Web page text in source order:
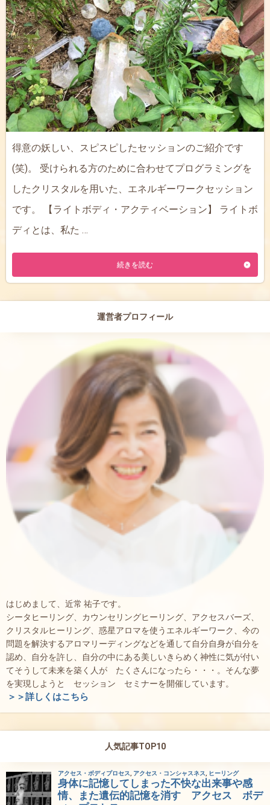
得意の妖しい、スピスピしたセッションのご紹介です
(笑)。 受けられる方のために合わせてプログラミングを
したクリスタルを用いた、エネルギーワークセッション
です。 【ライトボディ・アクティベーション】 ライトボ
ディとは、私た …
続きを読む
運営者プロフィール
はじめまして、近常 祐子です。
シータヒーリング、カウンセリングヒーリング、アクセスバーズ、
クリスタルヒーリング、惑星アロマを使うエネルギーワーク、今の
問題を解決するアロマリーディングなどを通して自分自身が自分を
認め、自分を許し、自分の中にある美しいきらめく神性に気が付い
てそうして未来を築く人が たくさんになったら・・・。そんな夢
を実現しようと セッション セミナーを開催しています。
＞＞詳しくはこちら
人気記事TOP10